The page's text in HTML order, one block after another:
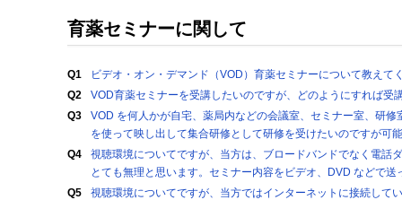
育薬セミナーに関して
Q1
ビデオ・オン・デマンド（VOD）育薬セミナーについて教えて
Q2
VOD育薬セミナーを受講したいのですが、どのようにすれば受
Q3
VOD を何人かが自宅、薬局内などの会議室、セミナー室、研
を使って映し出して集合研修として研修を受けたいのですが可
Q4
視聴環境についてですが、当方は、ブロードバンドでなく電話
とても無理と思います。セミナー内容をビデオ、DVD などで
Q5
視聴環境についてですが、当方ではインターネットに接続して